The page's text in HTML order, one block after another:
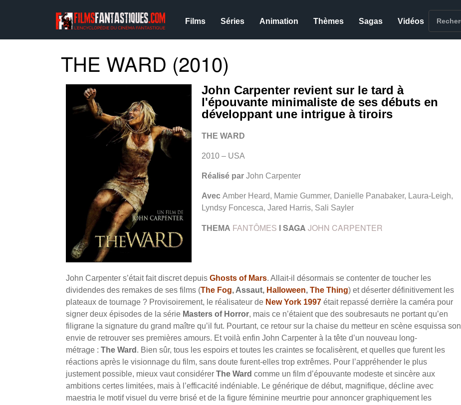
Films Séries Animation Thèmes Sagas Vidéos
THE WARD (2010)
John Carpenter revient sur le tard à
l'épouvante minimaliste de ses débuts en
développant une intrigue à tiroirs
THE WARD
2010 – USA
Réalisé par John Carpenter
Avec Amber Heard, Mamie Gummer, Danielle Panabaker, Laura-Leigh,
Lyndsy Foncesca, Jared Harris, Sali Sayler
THEMA FANTÔMES I SAGA JOHN CARPENTER
John Carpenter s’était fait discret depuis Ghosts of Mars. Allait-il désormais se contenter de toucher les
dividendes des remakes de ses films (The Fog, Assaut, Halloween, The Thing) et déserter définitivement les
plateaux de tournage ? Provisoirement, le réalisateur de New York 1997 était repassé derrière la caméra pour
signer deux épisodes de la série Masters of Horror, mais ce n’étaient que des soubresauts ne portant qu’en
filigrane la signature du grand maître qu’il fut. Pourtant, ce retour sur la chaise du metteur en scène esquissa son
envie de retrouver ses premières amours. Et voilà enfin John Carpenter à la tête d’un nouveau long-
métrage : The Ward . Bien sûr, tous les espoirs et toutes les craintes se focalisèrent, et quelles que furent les
réactions après le visionnage du film, sans doute furent-elles trop extrêmes. Pour l’appréhender le plus
justement possible, mieux vaut considérer The Ward comme un film d’épouvante modeste et sincère aux
ambitions certes limitées, mais à l’efficacité indéniable. Le générique de début, magnifique, décline avec
maestria le motif visuel du verre brisé et de la figure féminine meurtrie pour annoncer graphiquement les